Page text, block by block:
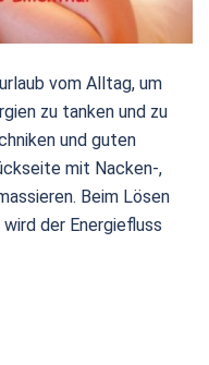
vom Alltag, um
zu tanken und zu
und guten
mit Nacken-,
Beim Lösen
der Energiefluss